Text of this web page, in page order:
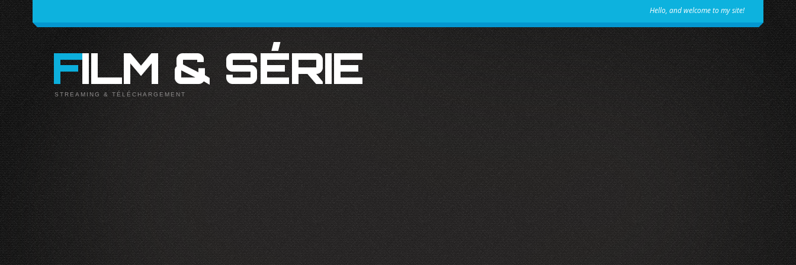
Hello, and welcome to my site!
FILM & SÉRIE
STREAMING & TÉLÉCHARGEMENT